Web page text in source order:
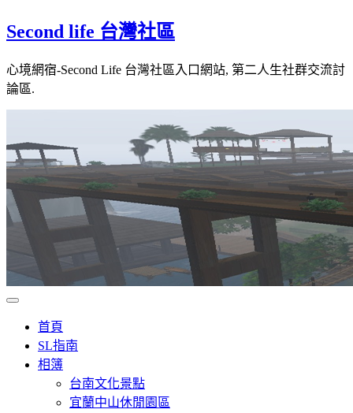
to
Second life 台灣社區
心境網宿-Second Life 台灣社區入口網站, 第二人生社群交流討
論區.
首頁
SL指南
相簿
台南文化景點
宜蘭中山休閒園區